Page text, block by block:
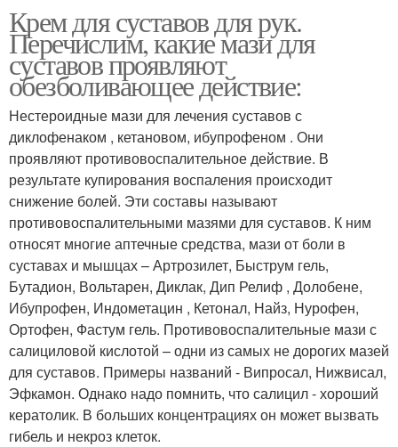
Крем для суставов для рук.
Перечислим, какие мази для
суставов проявляют
обезболивающее действие:
Нестероидные мази для лечения суставов с
диклофенаком , кетановом, ибупрофеном . Они
проявляют противовоспалительное действие. В
результате купирования воспаления происходит
снижение болей. Эти составы называют
противовоспалительными мазями для суставов. К ним
относят многие аптечные средства, мази от боли в
суставах и мышцах – Артрозилет, Быструм гель,
Бутадион, Вольтарен, Диклак, Дип Релиф , Долобене,
Ибупрофен, Индометацин , Кетонал, Найз, Нурофен,
Ортофен, Фастум гель. Противовоспалительные мази с
салициловой кислотой – одни из самых не дорогих мазей
для суставов. Примеры названий - Випросал, Нижвисал,
Эфкамон. Однако надо помнить, что салицил - хороший
кератолик. В больших концентрациях он может вызвать
гибель и некроз клеток.